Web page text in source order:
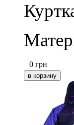
0 грн